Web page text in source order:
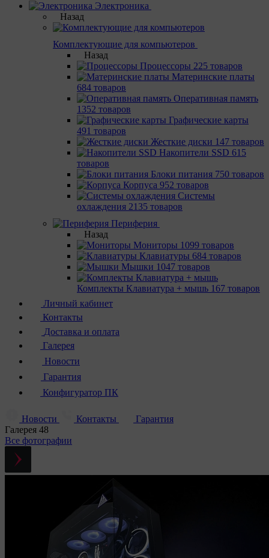
Электроника
Назад
Комплектующие для компьютеров
Назад
Процессоры 225 товаров
Материнcкие платы
684 товаров
Оперативная память
1352 товаров
Графические карты
491 товаров
Жесткие диски 147 товаров
Накопители SSD 615
товаров
Блоки питания 750 товаров
Корпуса 952 товаров
Системы
охлаждения 2135 товаров
Периферия
Назад
Мониторы 1099 товаров
Клавиатуры 684 товаров
Мышки 1047 товаров
Комплекты Клавиатура + мышь 167 товаров
Личный кабинет
Контакты
Доставка и оплата
Галерея
Новости
Гарантия
Конфигуратор ПК
Новости Контакты
Гарантия
Галерея 48
Все фотографии